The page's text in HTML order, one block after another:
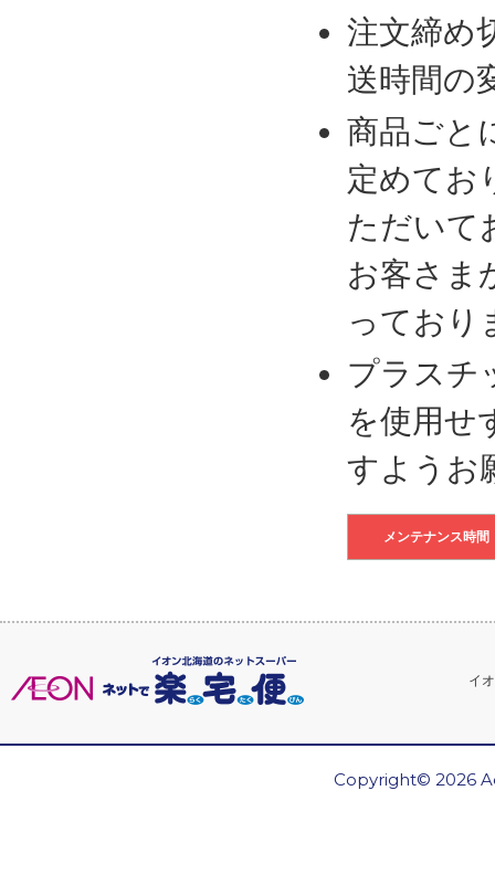
注文締め
送時間の
商品ごと
定めてお
ただいて
お客さま
っており
プラスチ
を使用せ
すようお
メンテナンス時間
イ
Copyright© 2026